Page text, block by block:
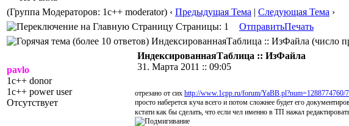
(Группа Модераторов: 1c++ moderator) ‹ Предыдущая Тема | Следующая Тема ›
Страницы: 1
ОтправитьПечать
ИндексированнаяТаблица :: ИзФайла (число
pavlo
1c++ donor
1c++ power user
Отсутствует
ИндексированнаяТаблица :: ИзФайла
31. Марта 2011 :: 09:05
отрезано от сих http://www.1cpp.ru/forum/YaBB.pl?num=1288774760/
просто наберется куча всего и потом сложнее будет его
кстати как бы сделать, что если чел именно в ТП нажал